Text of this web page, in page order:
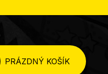
PRÁZDNÝ KOŠÍK